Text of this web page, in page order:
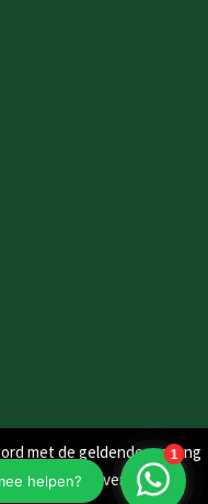
met de geldende omgang
wordt vermeld.